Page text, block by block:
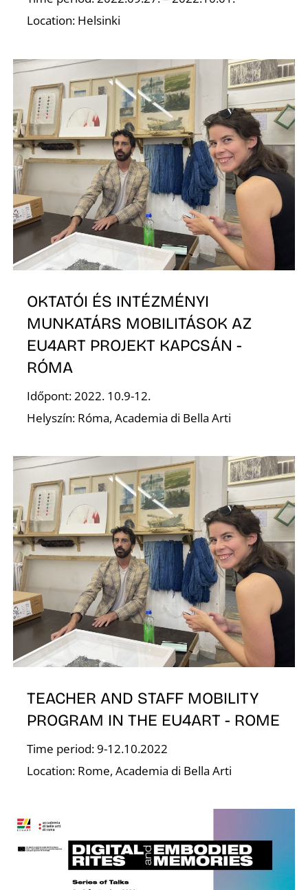
Location: Helsinki
OKTATÓI ÉS INTÉZMÉNYI
MUNKATÁRS MOBILITÁSOK AZ
EU4ART PROJEKT KAPCSÁN -
RÓMA
Időpont: 2022. 10.9-12.
Helyszín: Róma, Academia di Bella Arti
TEACHER AND STAFF MOBILITY
PROGRAM IN THE EU4ART - ROME
Time period: 9-12.10.2022
Location: Rome, Academia di Bella Arti